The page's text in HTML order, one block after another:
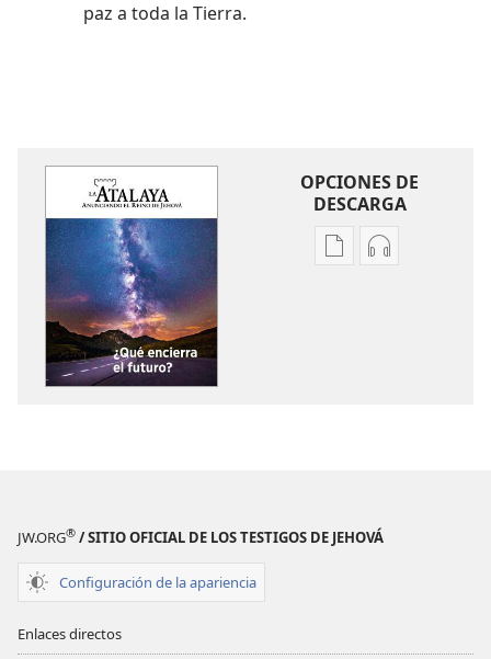
paz a toda la Tierra.
OPCIONES DE
DESCARGA
Opciones
futuro?
Opciones
futuro?
JW.ORG® / SITIO OFICIAL DE LOS TESTIGOS DE JEHOVÁ
Configuración de la apariencia
Enlaces directos